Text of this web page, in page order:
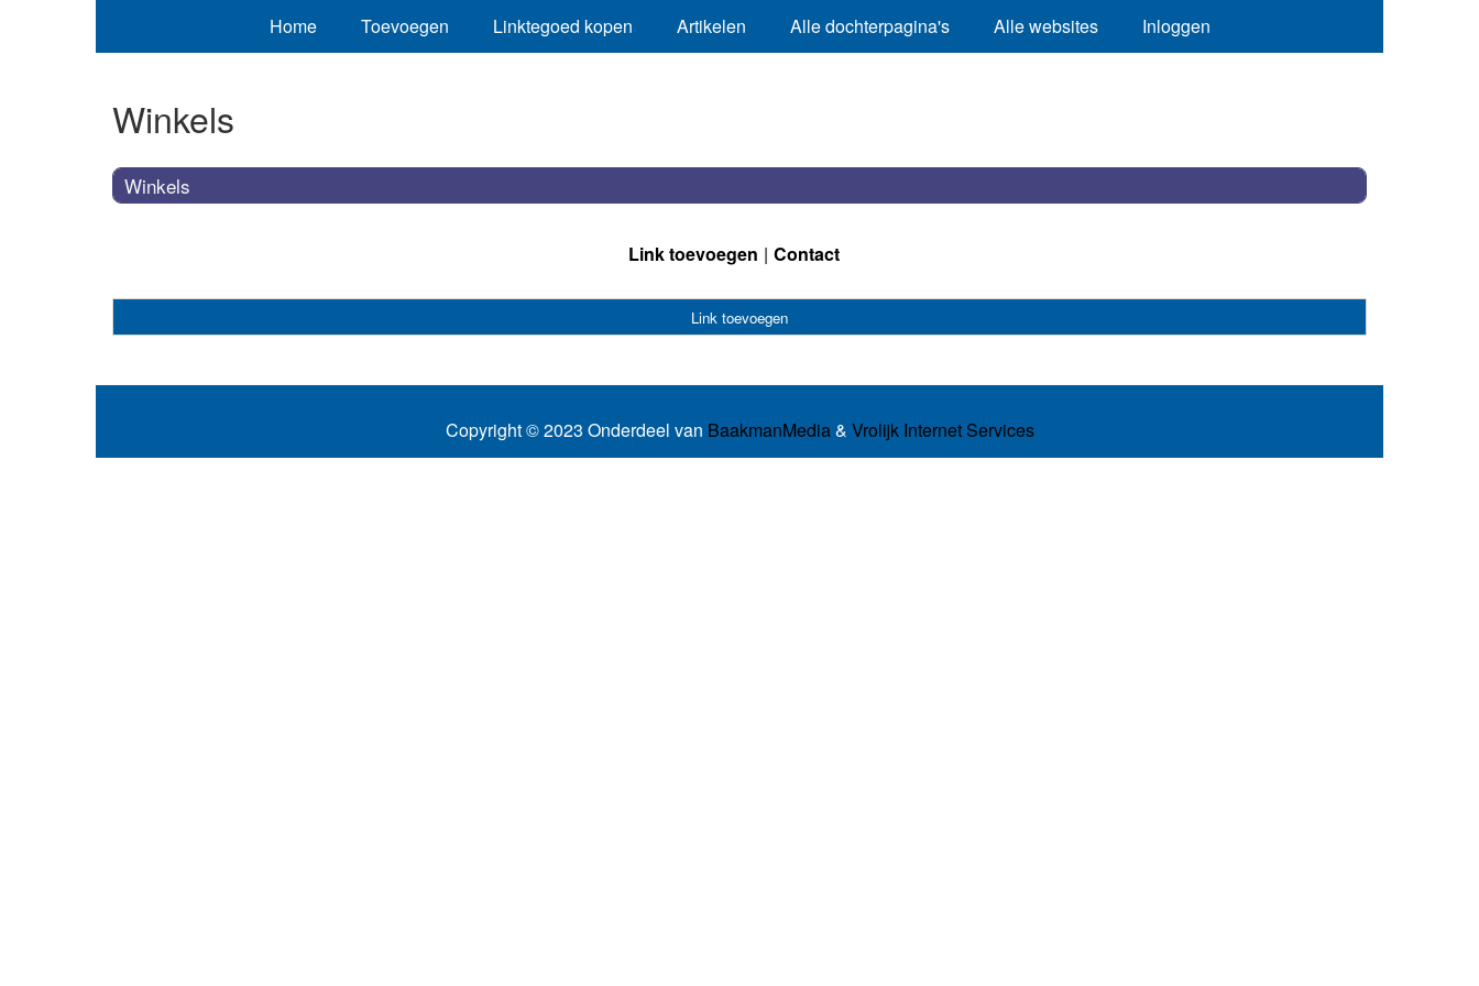
Home Toevoegen Linktegoed kopen Artikelen Alle dochterpagina's Alle websites Inloggen
Winkels
Winkels
Link toevoegen Contact
Link toevoegen
Copyright © 2023 Onderdeel van BaakmanMedia& Vrolijk Internet Services